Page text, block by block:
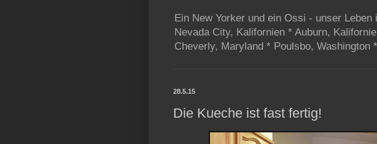
Ein New Yorker und ein Ossi - unser
Nevada City, Kalifornien * Auburn,
Cheverly, Maryland * Poulsbo, Washington
28.5.15
Die Kueche ist fast fertig!